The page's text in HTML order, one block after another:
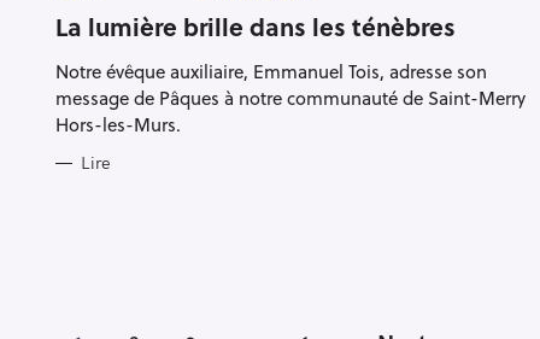
T
E
O
I
E
S
La lumière brille dans les ténèbres
Notre évêque auxiliaire, Emmanuel Tois, adresse son
message de Pâques à notre communauté de Saint-Merry
Hors-les-Murs.
Lire